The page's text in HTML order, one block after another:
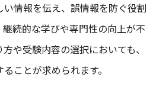
い情報を伝え、誤情報を防ぐ役割
続的な学びや専門性の向上が不
や受験内容の選択においても、
ことが求められます。